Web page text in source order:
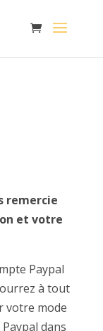
remercie
et votre
Paypal
à tout
votre mode
dans